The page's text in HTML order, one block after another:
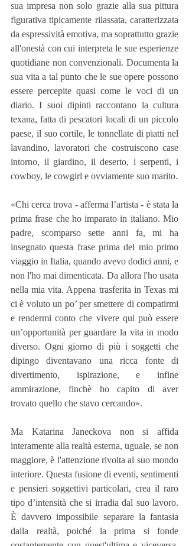
sua impresa non solo grazie alla sua pittura
figurativa tipicamente rilassata, caratterizzata
da espressività emotiva, ma soprattutto grazie
all'onestà con cui interpreta le sue esperienze
quotidiane non convenzionali. Documenta la
sua vita a tal punto che le sue opere possono
essere percepite quasi come le voci di un
diario. I suoi dipinti raccontano la cultura
texana, fatta di pescatori locali di un piccolo
paese, il suo cortile, le tonnellate di piatti nel
lavandino, lavoratori che costruiscono case
intorno, il giardino, il deserto, i serpenti, i
cowboy, le cowgirl e ovviamente suo marito.
«Chi cerca trova - afferma l’artista - è stata la
prima frase che ho imparato in italiano. Mio
padre, scomparso sette anni fa, mi ha
insegnato questa frase prima del mio primo
viaggio in Italia, quando avevo dodici anni, e
non l'ho mai dimenticata. Da allora l'ho usata
nella mia vita. Appena trasferita in Texas mi
ci è voluto un po’ per smettere di compatirmi
e rendermi conto che vivere qui può essere
un’opportunità per guardare la vita in modo
diverso. Ogni giorno di più i soggetti che
dipingo diventavano una ricca fonte di
divertimento, ispirazione, e infine
ammirazione, finchè ho capito di aver
trovato quello che stavo cercando».
Ma Katarina Janeckova non si affida
interamente alla realtà esterna, uguale, se non
maggiore, è l'attenzione rivolta al suo mondo
interiore. Questa fusione di eventi, sentimenti
e pensieri soggettivi particolari, crea il raro
tipo d’intensità che si irradia dal suo lavoro.
È davvero impossibile separare la fantasia
dalla realtà, poiché la prima si fonde